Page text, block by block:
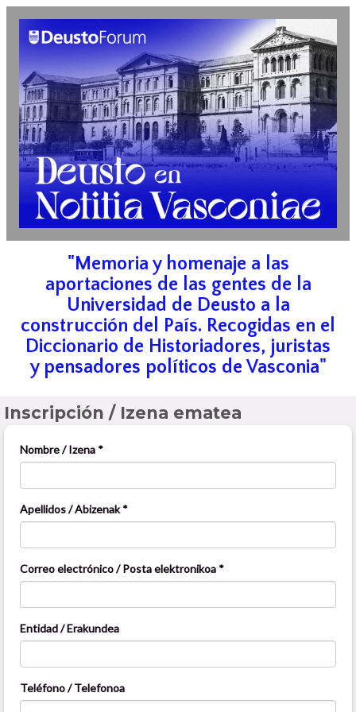
"Memoria y homenaje a las
aportaciones de las gentes de la
Universidad de Deusto a la
construcción del País. Recogidas en el
Diccionario de Historiadores, juristas
y pensadores políticos de Vasconia"